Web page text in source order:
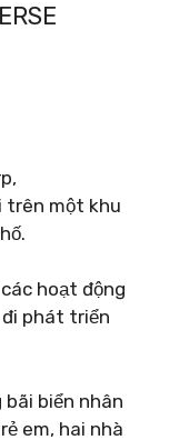
trên một khu
hoạt động
phát triển
biển nhân
em, hai nhà